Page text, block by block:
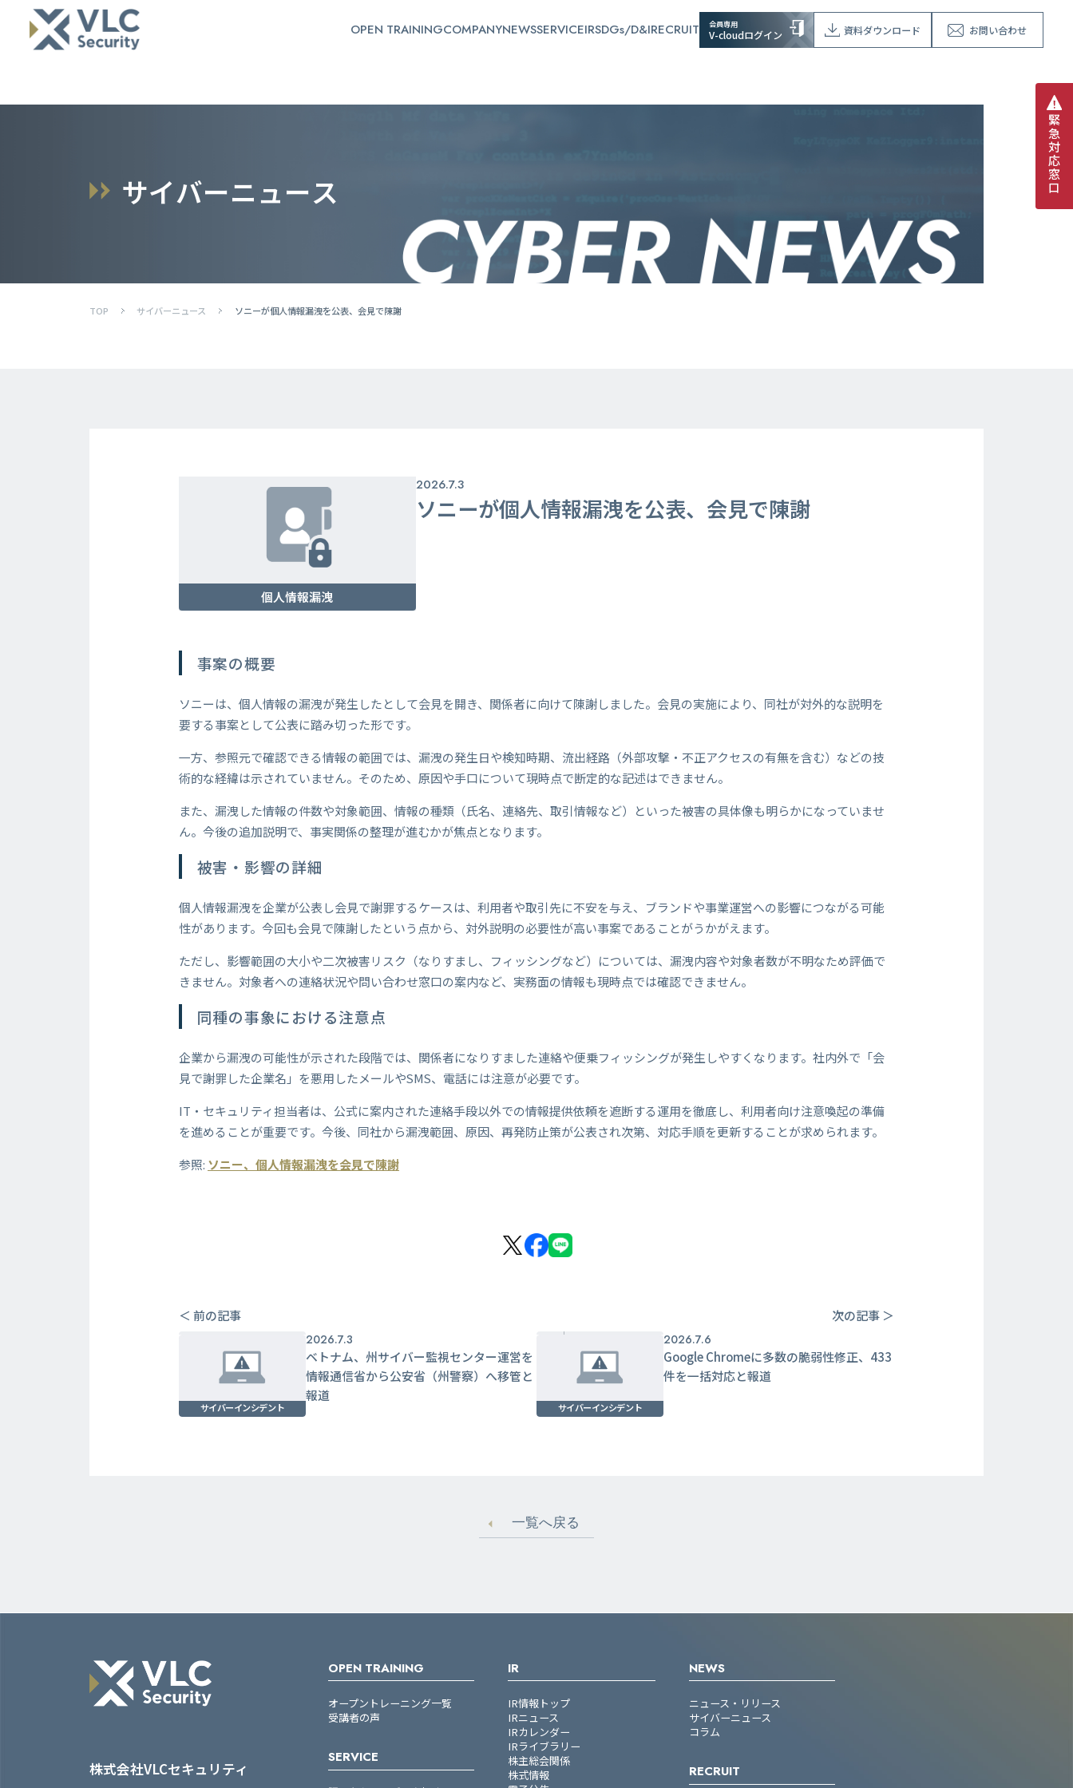
OPEN TRAININGCOMPANYNEWSSERVICEIRSDGs/D&IRECRUIT 会員専用
V-cloudログイン 資料ダウンロード お問い合わせ
緊
急
対
応
窓
口
サイバーニュース
TOP サイバーニュース ソニーが個人情報漏洩を公表、会見で陳謝
個人情報漏洩
2026.7.3
ソニーが個人情報漏洩を公表、会見で陳謝
事案の概要
ソニーは、個人情報の漏洩が発生したとして会見を開き、関係者に向けて陳謝しました。会見の実施により、同社が対外的な説明を
要する事案として公表に踏み切った形です。
一方、参照元で確認できる情報の範囲では、漏洩の発生日や検知時期、流出経路（外部攻撃・不正アクセスの有無を含む）などの技
術的な経緯は示されていません。そのため、原因や手口について現時点で断定的な記述はできません。
また、漏洩した情報の件数や対象範囲、情報の種類（氏名、連絡先、取引情報など）といった被害の具体像も明らかになっていませ
ん。今後の追加説明で、事実関係の整理が進むかが焦点となります。
被害・影響の詳細
個人情報漏洩を企業が公表し会見で謝罪するケースは、利用者や取引先に不安を与え、ブランドや事業運営への影響につながる可能
性があります。今回も会見で陳謝したという点から、対外説明の必要性が高い事案であることがうかがえます。
ただし、影響範囲の大小や二次被害リスク（なりすまし、フィッシングなど）については、漏洩内容や対象者数が不明なため評価で
きません。対象者への連絡状況や問い合わせ窓口の案内など、実務面の情報も現時点では確認できません。
同種の事象における注意点
企業から漏洩の可能性が示された段階では、関係者になりすました連絡や便乗フィッシングが発生しやすくなります。社内外で「会
見で謝罪した企業名」を悪用したメールやSMS、電話には注意が必要です。
IT・セキュリティ担当者は、公式に案内された連絡手段以外での情報提供依頼を遮断する運用を徹底し、利用者向け注意喚起の準備
を進めることが重要です。今後、同社から漏洩範囲、原因、再発防止策が公表され次第、対応手順を更新することが求められます。
参照: ソニー、個人情報漏洩を会見で陳謝
＜ 前の記事 次の記事 ＞
サイバーインシデント
2026.7.3
ベトナム、州サイバー監視センター運営を
情報通信省から公安省（州警察）へ移管と
報道
サイバーインシデント
2026.7.6
Google Chromeに多数の脆弱性修正、433
件を一括対応と報道
一覧へ戻る
株式会社VLCセキュリティ
OPEN TRAINING
オープントレーニング一覧
受講者の声
SERVICE
IR
IR情報トップ
IRニュース
IRカレンダー
IRライブラリー
株主総会関係
株式情報
NEWS
ニュース・リリース
サイバーニュース
コラム
RECRUIT